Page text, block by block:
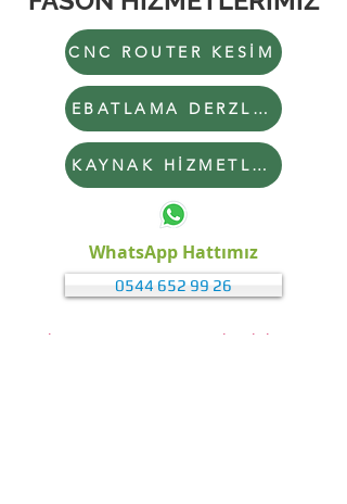
CNC ROUTER KESİM
EBATLAMA DERZLEME
KAYNAK HİZMETLERİ
WhatsApp Hattımız
0544 652 99 26
WhatsApp Hattımız Bize ulaşabilirsiniz